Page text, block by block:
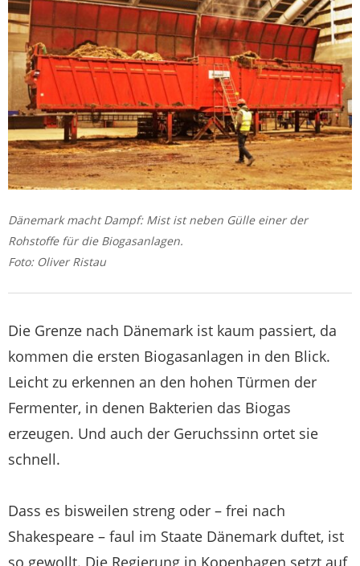
Dänemark macht Dampf: Mist ist neben Gülle einer der
Rohstoffe für die Biogasanlagen.
Foto: Oliver Ristau
Die Grenze nach Dänemark ist kaum passiert, da
kommen die ersten Biogasanlagen in den Blick.
Leicht zu erkennen an den hohen Türmen der
Fermenter, in denen Bakterien das Biogas
erzeugen. Und auch der Geruchssinn ortet sie
schnell.
Dass es bisweilen streng oder – frei nach
Shakespeare – faul im Staate Dänemark duftet, ist
so gewollt. Die Regierung in Kopenhagen setzt auf